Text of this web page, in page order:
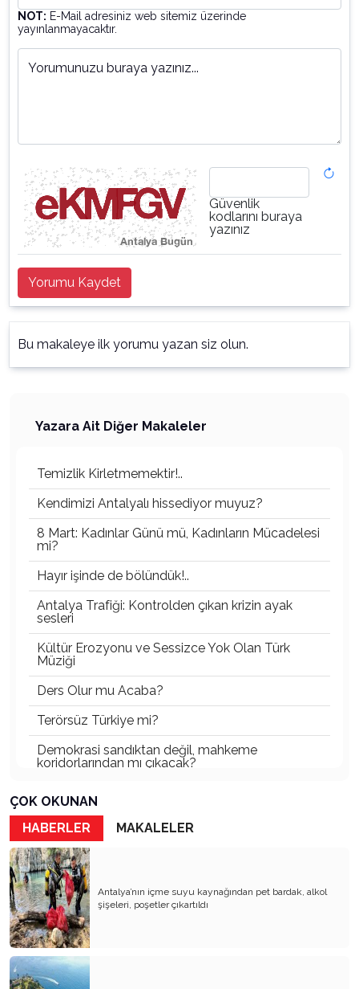
NOT: E-Mail adresiniz web sitemiz üzerinde
yayınlanmayacaktır.
Yorumunuzu buraya yazınız...
Güvenlik
kodlarını buraya
yazınız
Yorumu Kaydet
Bu makaleye ilk yorumu yazan siz olun.
Yazara Ait Diğer Makaleler
Temizlik Kirletmemektir!..
Kendimizi Antalyalı hissediyor muyuz?
8 Mart: Kadınlar Günü mü, Kadınların Mücadelesi
mi?
Hayır işinde de bölündük!..
Antalya Trafiği: Kontrolden çıkan krizin ayak
sesleri
Kültür Erozyonu ve Sessizce Yok Olan Türk
Müziği
Ders Olur mu Acaba?
Terörsüz Türkiye mi?
Demokrasi sandıktan değil, mahkeme
koridorlarından mı çıkacak?
Gazetecinin kaderi!..
Turizmde Herşey Dahil Sistemi tartışılmalı
MB Başkanı ve Şimşek’e
Padişahın Vergi Deneyi!..
Erdoğan ve Özel’e açık mektup!..
Bahçeli siyasetin zirvesine oturdu!..
Artık yeter!.. Başka Antalya yok!..
ÇOK OKUNAN
HABERLER
MAKALELER
Antalya’nın içme suyu kaynağından pet bardak, alkol
şişeleri, poşetler çıkartıldı